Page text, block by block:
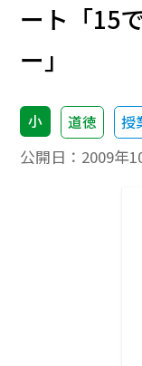
ート「15
ー」
小 道徳 授
公開日： 2009年